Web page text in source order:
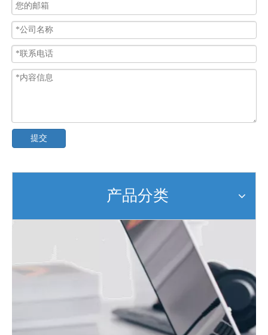
提交
产品分类